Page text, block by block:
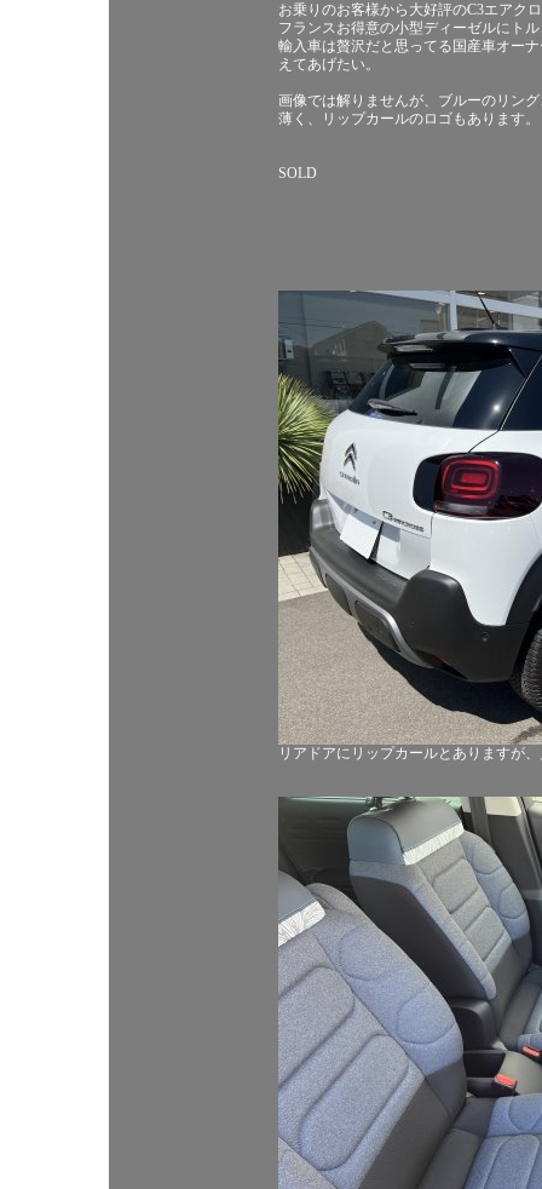
お乗りのお客様から大好評のC3エアク
フランスお得意の小型ディーゼルにト
輸入車は贅沢だと思ってる国産車オー
えてあげたい。
画像では解りませんが、ブルーのリン
薄く、リップカールのロゴもあります。
SOLD
リアドアにリップカールとありますが